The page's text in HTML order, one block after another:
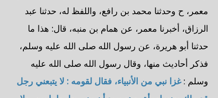
معمر، ح وحدثنا محمد بن رافع، واللفظ له، حدثنا عبد
الرزاق، أخبرنا معمر، عن همام بن منبه، قال: هذا ما
حدثنا أبو هريرة، عن رسول الله صلى الله عليه وسلم،
فذكر أحاديث منها، وقال رسول الله صلى الله عليه
وسلم :غزا نبي من الأنبياء، فقال لقومه : لا يتبعني رجل